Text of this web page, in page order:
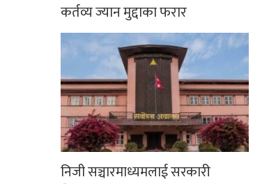
कर्तव्य ज्यान मुद्दाका फरार
निजी सञ्चारमाध्यमलाई सरकारी